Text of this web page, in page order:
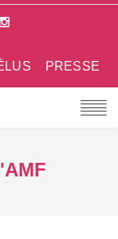
PRESSE